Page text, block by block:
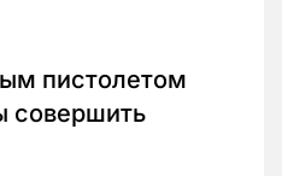
пистолетом
совершить